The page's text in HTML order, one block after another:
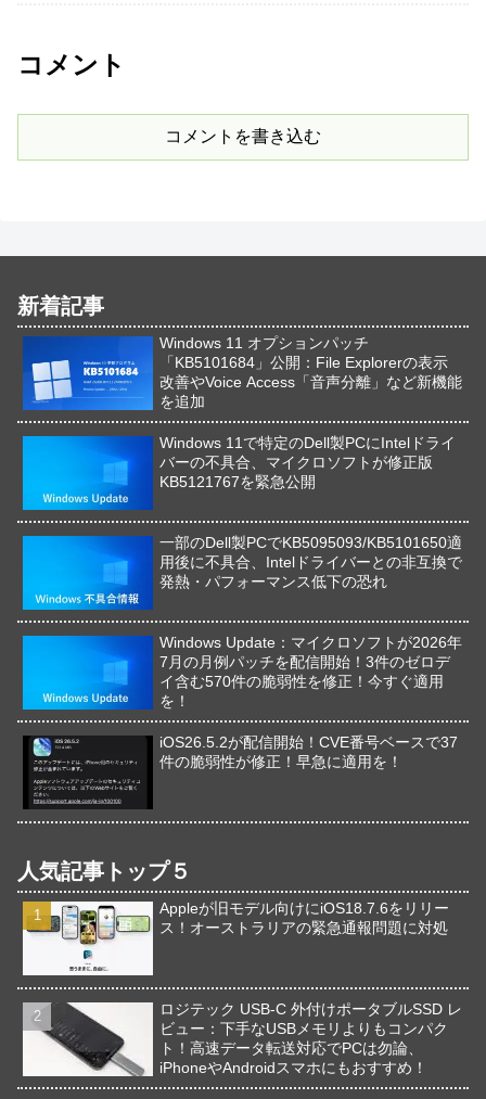
コメント
コメントを書き込む
新着記事
Windows 11 オプションパッチ
「KB5101684」公開：File Explorerの表示
改善やVoice Access「音声分離」など新機能
を追加
Windows 11で特定のDell製PCにIntelドライ
バーの不具合、マイクロソフトが修正版
KB5121767を緊急公開
一部のDell製PCでKB5095093/KB5101650適
用後に不具合、Intelドライバーとの非互換で
発熱・パフォーマンス低下の恐れ
Windows Update：マイクロソフトが2026年
7月の月例パッチを配信開始！3件のゼロデ
イ含む570件の脆弱性を修正！今すぐ適用
を！
iOS26.5.2が配信開始！CVE番号ベースで37
件の脆弱性が修正！早急に適用を！
人気記事トップ５
Appleが旧モデル向けにiOS18.7.6をリリー
ス！オーストラリアの緊急通報問題に対処
ロジテック USB-C 外付けポータブルSSD レ
ビュー：下手なUSBメモリよりもコンパク
ト！高速データ転送対応でPCは勿論、
iPhoneやAndroidスマホにもおすすめ！